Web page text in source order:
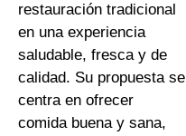
restauración tradicional
en una experiencia
saludable, fresca y de
calidad. Su propuesta se
centra en ofrecer
comida buena y sana,